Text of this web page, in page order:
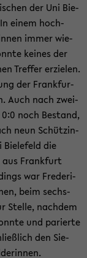
der Uni Bie­
einem hoch­
immer wie­
kei­nes der
Tref­fer er­zie­len.
der Frank­fur­
Auch nach zwei­
noch Be­stand,
neun Schüt­zin­
Bie­le­feld die
aus Frank­furt
war Fre­de­ri­
beim sechs­
Stel­le, nach­dem
und pa­rier­te
den Sie­